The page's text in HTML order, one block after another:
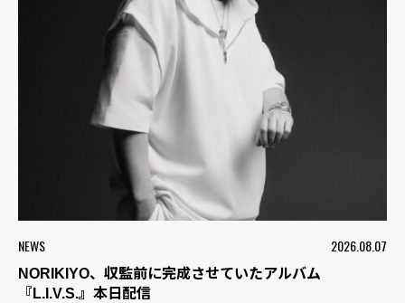
NEWS 2026.08.07
NORIKIYO、収監前に完成させていたアルバム
『L.I.V.S.』本日配信